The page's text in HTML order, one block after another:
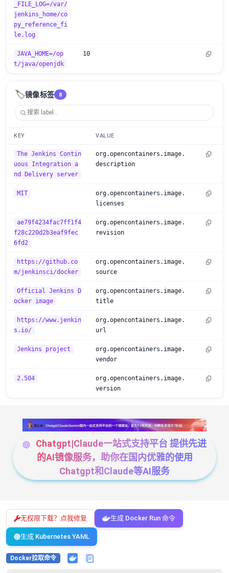
_FILE_LOG=/var/
jenkins_home/co
py_reference_fi
le.log
JAVA_HOME=/op
t/java/openjdk
10
🏷️镜像标签 8
KEY VALUE
The Jenkins Contin
uous Integration a
nd Delivery server
org.opencontainers.image.
description
MIT
org.opencontainers.image.
licenses
ae79f4234fac7ff1f4
f28c220d2b3eaf9fec
6fd2
org.opencontainers.image.
revision
https://github.co
m/jenkinsci/docker
org.opencontainers.image.
source
Official Jenkins D
ocker image
org.opencontainers.image.
title
https://www.jenkin
s.io/
org.opencontainers.image.
url
Jenkins project
org.opencontainers.image.
vendor
2.504
org.opencontainers.image.
version
Chatgpt|Claude一站式支持平台 提供先进
的AI镜像服务，助你在国内优雅的使用
Chatgpt和Claude等AI服务
无权限下载？点我修复 生成 Docker Run 命令
生成 Kubernetes YAML
Docker拉取命令